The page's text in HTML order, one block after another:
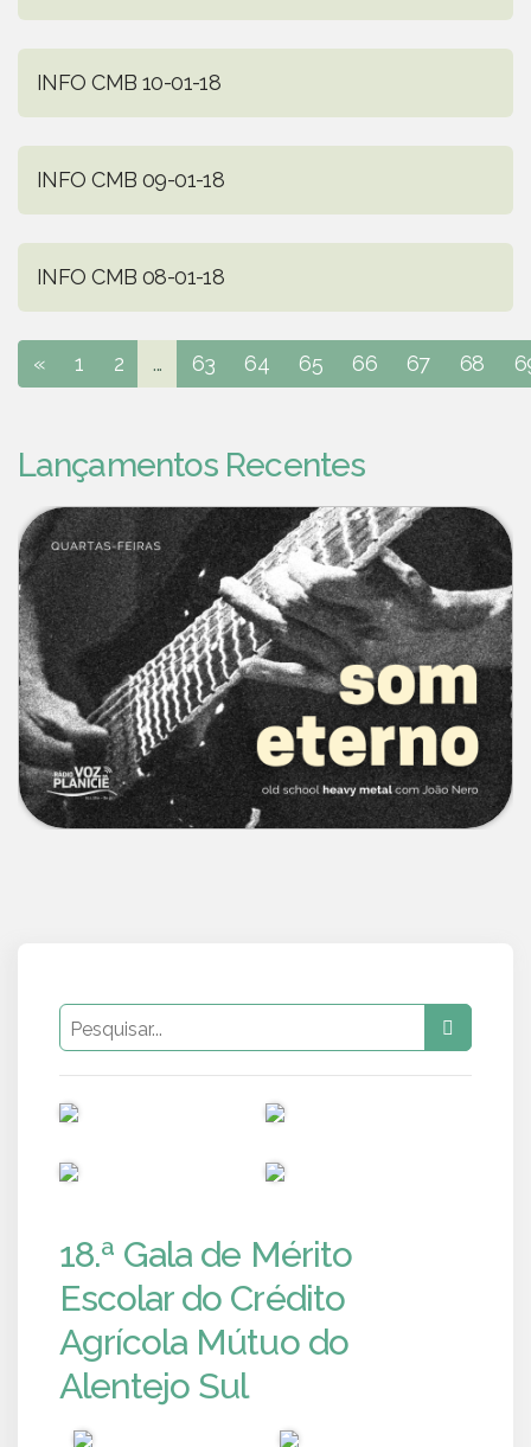
INFO CMB 10-01-18
INFO CMB 09-01-18
INFO CMB 08-01-18
« 1 2 ... 63 64 65 66 67 68
Lançamentos Recentes
18.ª Gala de Mérito
Escolar do Crédito
Agrícola Mútuo do
Alentejo Sul